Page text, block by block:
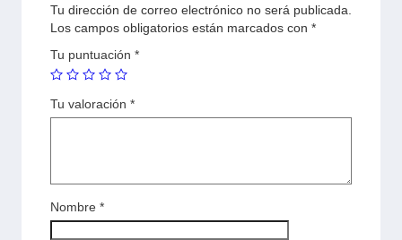
Tu dirección de correo electrónico no será publicada.
Los campos obligatorios están marcados con *
Tu puntuación *
Tu valoración *
Nombre *